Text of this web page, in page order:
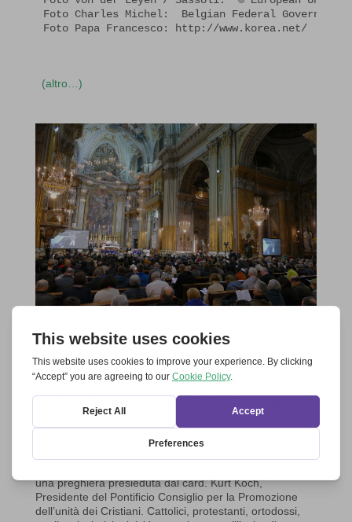
Foto Charles Michel:  Belgian Federal
Foto Papa Francesco: http://www.korea.net/
(altro…)
Questa è l’Europa che vogliamo costruire
di Roma,Italia,News
Veglia Ecumenica e internazionale –
La fede si apre alla cultura
La sera del 24.3.2017 la Basilica dei XII Apostoli a Roma
una preghiera presieduta dal card. Kurt Koch,
Presidente del Pontificio Consiglio per la Promozione
dell’unità dei Cristiani. Cattolici, protestanti, ortodossi,